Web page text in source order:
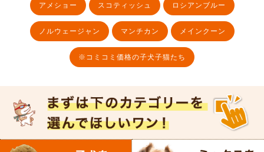
アメショー スコティッシュ ロシアンブルー
ノルウェージャン マンチカン メインクーン
※コミコミ価格の子犬子猫たち